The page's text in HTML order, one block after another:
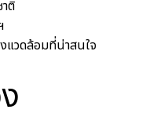
ติ
แวดล้อมที่น่าสนใจ